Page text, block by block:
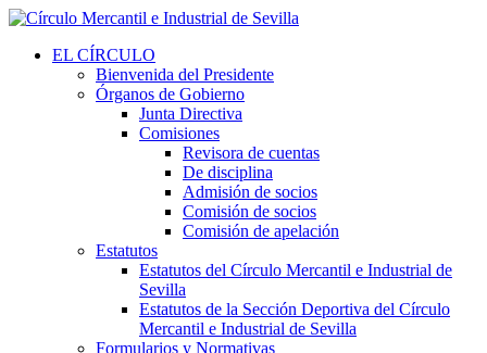
EL CÍRCULO
Bienvenida del Presidente
Órganos de Gobierno
Junta Directiva
Comisiones
Revisora de cuentas
De disciplina
Admisión de socios
Comisión de socios
Comisión de apelación
Estatutos
Estatutos del Círculo Mercantil e Industrial de
Sevilla
Estatutos de la Sección Deportiva del Círculo
Mercantil e Industrial de Sevilla
Formularios y Normativas